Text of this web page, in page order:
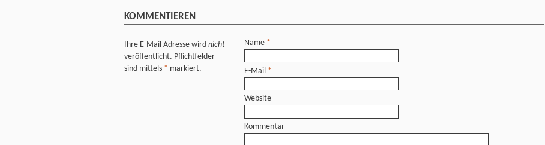
KOMMENTIEREN
Ihre E-Mail Adresse wird nicht
veröffentlicht. Pflichtfelder
sind mittels * markiert.
Name *
E-Mail *
Website
Kommentar